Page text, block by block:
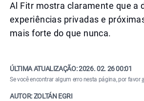
Al Fitr mostra claramente que a
experiências privadas e
mais forte do que nunca.
ÚLTIMA ATUALIZAÇÃO:2026. 02. 26 00:01
Se você encontrar algum erro nesta página, por favor
AUTOR: ZOLTÁN EGRI